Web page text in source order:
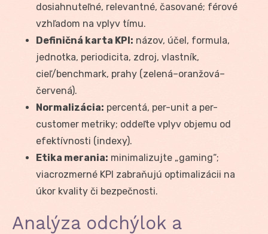
dosiahnuteľné, relevantné, časované; férové
vzhľadom na vplyv tímu.
Definičná karta KPI: názov, účel, formula,
jednotka, periodicita, zdroj, vlastník,
cieľ/benchmark, prahy (zelená–oranžová–
červená).
Normalizácia: percentá, per-unit a per-
customer metriky; oddeľte vplyv objemu od
efektívnosti (indexy).
Etika merania: minimalizujte „gaming“;
viacrozmerné KPI zabraňujú optimalizácii na
úkor kvality či bezpečnosti.
Analýza odchýlok a